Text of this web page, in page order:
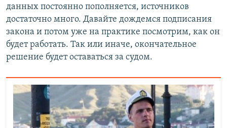
данных постоянно пополняется, источников
достаточно много. Давайте дождемся подписания
закона и потом уже на практике посмотрим, как он
будет работать. Так или иначе, окончательное
решение будет оставаться за судом.